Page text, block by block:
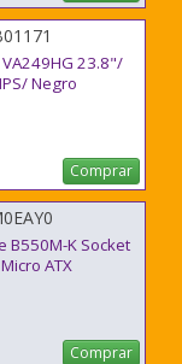
23.8"/
Negro
Comprar
B550M-K Socket
ATX
Comprar